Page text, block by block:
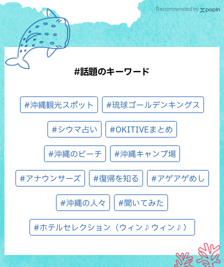
Recommended by
#話題のキーワード
#沖縄観光スポット #琉球ゴールデンキングス
#シウマ占い #OKITIVEまとめ
#沖縄のビーチ #沖縄キャンプ場
#アナウンサーズ #復帰を知る #アゲアゲめし
#沖縄の人々 #聞いてみた
#ホテルセレクション（ウィン♪ウィン♪）